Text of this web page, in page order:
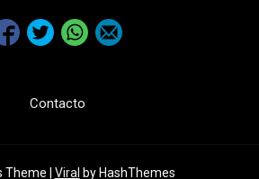
Contacto
Theme | Viral by HashThemes